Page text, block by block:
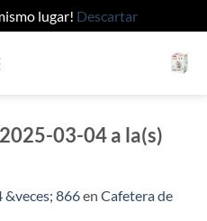
lugar! Descartar
03-04 a la(s)
&veces; 866en Cafetera de